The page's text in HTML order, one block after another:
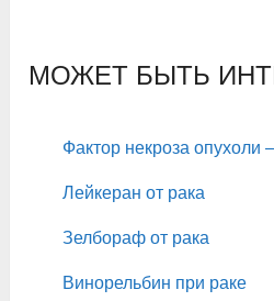
МОЖЕТ БЫТЬ
Фактор некроза опухоли
Лейкеран от рака
Зелбораф от рака
Винорельбин при раке